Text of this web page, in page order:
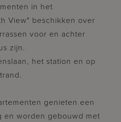
in het
View" beschikken over
voor en achter
zijn.
het station en op
genieten een
en worden gebouwd met